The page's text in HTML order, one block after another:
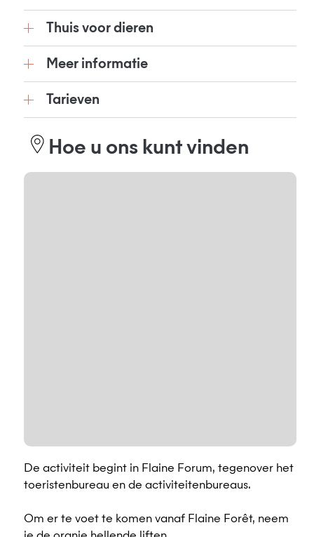
Thuis voor dieren
Meer informatie
Tarieven
Hoe u ons kunt vinden
De activiteit begint in Flaine Forum, tegenover het
toeristenbureau en de activiteitenbureaus.
Om er te voet te komen vanaf Flaine Forêt, neem